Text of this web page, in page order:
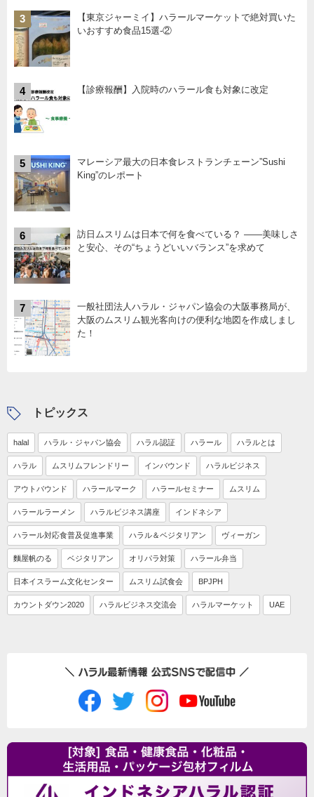
3
【東京ジャーミイ】ハラールマーケットで絶対買いた
いおすすめ食品15選-②
4 【診療報酬】入院時のハラール食も対象に改定
5
マレーシア最大の日本食レストランチェーン”Sushi
King”のレポート
6
訪日ムスリムは日本で何を食べている？ ――美味しさ
と安心、その“ちょうどいいバランス”を求めて
7
一般社団法人ハラル・ジャパン協会の大阪事務局が、
大阪のムスリム観光客向けの便利な地図を作成しまし
た！
トピックス
halal ハラル・ジャパン協会 ハラル認証 ハラール ハラルとは
ハラル ムスリムフレンドリー インバウンド ハラルビジネス
アウトバウンド ハラールマーク ハラールセミナー ムスリム
ハラールラーメン ハラルビジネス講座 インドネシア
ハラール対応食普及促進事業 ハラル＆ベジタリアン ヴィーガン
麵屋帆のる ベジタリアン オリパラ対策 ハラール弁当
日本イスラーム文化センター ムスリム試食会 BPJPH
カウントダウン2020 ハラルビジネス交流会 ハラルマーケット UAE